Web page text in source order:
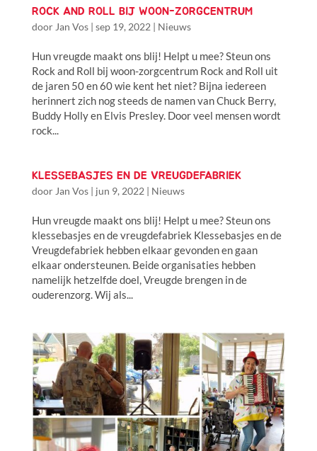
ROCK AND ROLL BIJ WOON-ZORGCENTRUM
door Jan Vos| sep 19, 2022 | Nieuws
Hun vreugde maakt ons blij! Helpt u mee? Steun ons
Rock and Roll bij woon-zorgcentrum Rock and Roll uit
de jaren 50 en 60 wie kent het niet? Bijna iedereen
herinnert zich nog steeds de namen van Chuck Berry,
Buddy Holly en Elvis Presley. Door veel mensen wordt
rock...
KLESSEBASJES EN DE VREUGDEFABRIEK
door Jan Vos| jun 9, 2022 | Nieuws
Hun vreugde maakt ons blij! Helpt u mee? Steun ons
klessebasjes en de vreugdefabriek Klessebasjes en de
Vreugdefabriek hebben elkaar gevonden en gaan
elkaar ondersteunen. Beide organisaties hebben
namelijk hetzelfde doel, Vreugde brengen in de
ouderenzorg. Wij als...